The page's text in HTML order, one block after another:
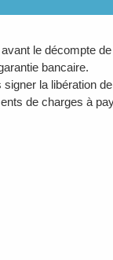
le décompte
bancaire.
la libération
de charges à